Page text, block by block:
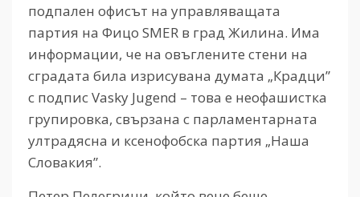
подпален офисът на управляващата
партия на Фицо SMER в град Жилина. Има
информации, че на овъглените стени на
сградата била изрисувана думата „Крадци”
с подпис Vasky Jugend – това е неофашистка
групировка, свързана с парламентарната
ултрадясна и ксенофобска партия „Наша
Словакия”.